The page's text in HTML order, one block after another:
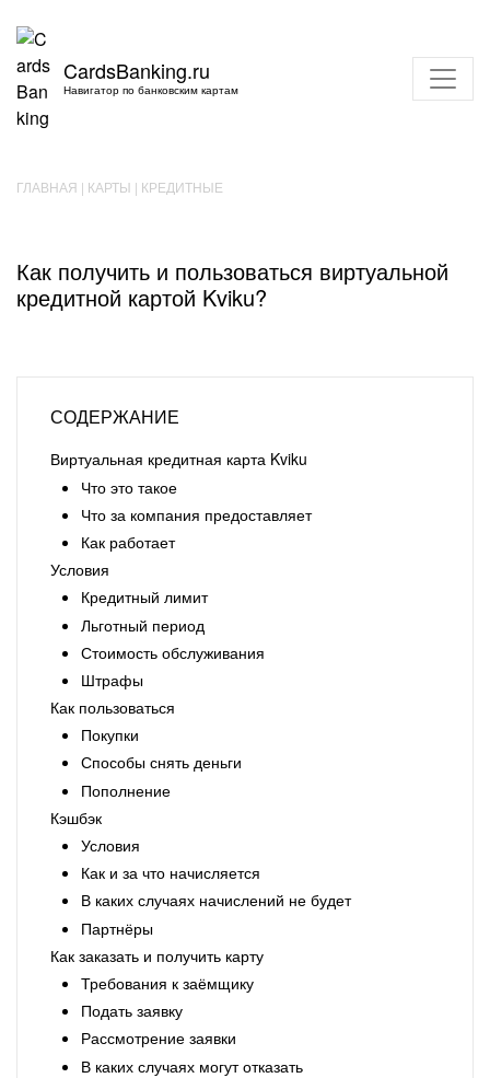
CardsBanking.ru
Навигатор по банковским картам
ГЛАВНАЯ | КАРТЫ | КРЕДИТНЫЕ
Как получить и пользоваться виртуальной
кредитной картой Kviku?
СОДЕРЖАНИЕ
Виртуальная кредитная карта Kviku
Что это такое
Что за компания предоставляет
Как работает
Условия
Кредитный лимит
Льготный период
Стоимость обслуживания
Штрафы
Как пользоваться
Покупки
Способы снять деньги
Пополнение
Кэшбэк
Условия
Как и за что начисляется
В каких случаях начислений не будет
Партнёры
Как заказать и получить карту
Требования к заёмщику
Подать заявку
Рассмотрение заявки
В каких случаях могут отказать